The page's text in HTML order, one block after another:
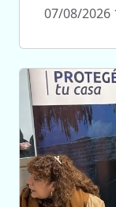
07/08/2026